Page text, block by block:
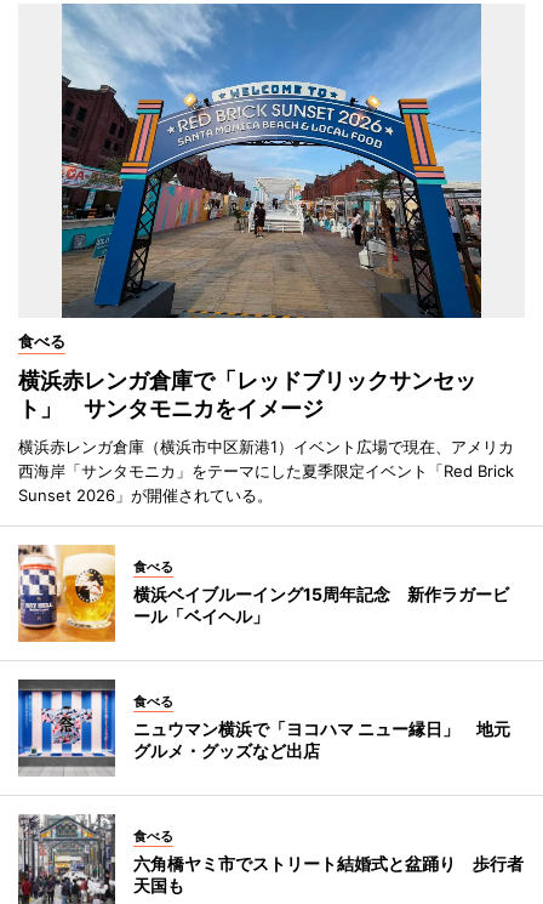
食べる
横浜赤レンガ倉庫で「レッドブリックサンセッ
ト」 サンタモニカをイメージ
横浜赤レンガ倉庫（横浜市中区新港1）イベント広場で現在、アメリカ
西海岸「サンタモニカ」をテーマにした夏季限定イベント「Red Brick
Sunset 2026」が開催されている。
食べる
横浜ベイブルーイング15周年記念 新作ラガービ
ール「ベイヘル」
食べる
ニュウマン横浜で「ヨコハマ ニュー縁日」 地元
グルメ・グッズなど出店
食べる
六角橋ヤミ市でストリート結婚式と盆踊り 歩行者
天国も